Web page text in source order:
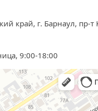
край, г. Барнаул, пр-т
9:00-18:00